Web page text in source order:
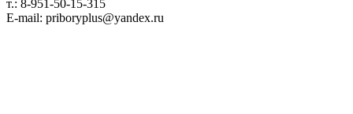
т.: 8-951-50-15-315
E-mail: priboryplus@yandex.ru